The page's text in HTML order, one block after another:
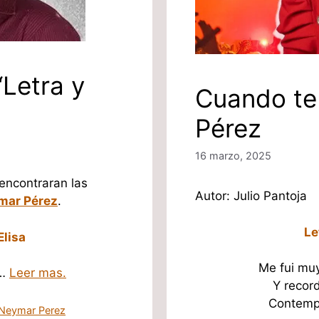
y
las
Pérez.
Leer mas.
Perez
Cuando
Pérez
16 marzo, 2025
Autor: Julio Pantoja
Me fui
Y